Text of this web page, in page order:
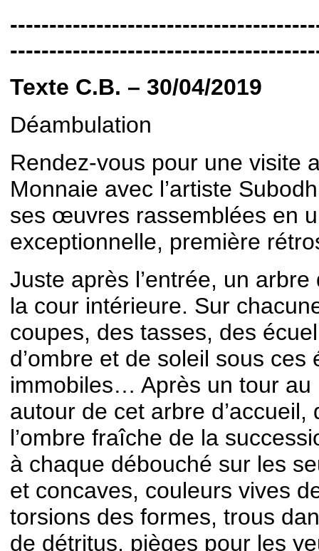
Texte C.B. – 30/04/2019
Déambulation
Rendez-vous pour une visite
Monnaie avec l’artiste
ses œuvres rassemblées en
exceptionnelle, première
Juste après l’entrée, un
la cour intérieure. Sur
coupes, des tasses, des
d’ombre et de soleil sous ces
immobiles… Après un tour au
autour de cet arbre
l’ombre fraîche de la
à chaque débouché sur les
et concaves, couleurs vives
torsions des formes, trous
de détritus, pièges pour les